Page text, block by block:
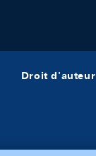
Droit d'auteur